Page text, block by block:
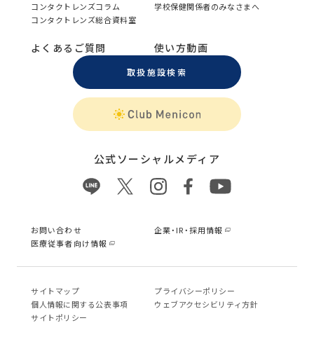
コンタクトレンズコラム
学校保健関係者のみなさまへ
コンタクトレンズ総合資料室
よくあるご質問 使い方動画
取扱施設検索
公式ソーシャルメディア
お問い合わせ
企業・IR・採用情報
医療従事者向け情報
サイトマップ
プライバシーポリシー
個⼈情報に関する公表事項
ウェブアクセシビリティ方針
サイトポリシー